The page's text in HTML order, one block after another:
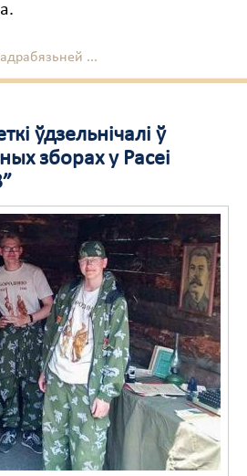
...
ўдзельнічалі ў
зборах у Расеі